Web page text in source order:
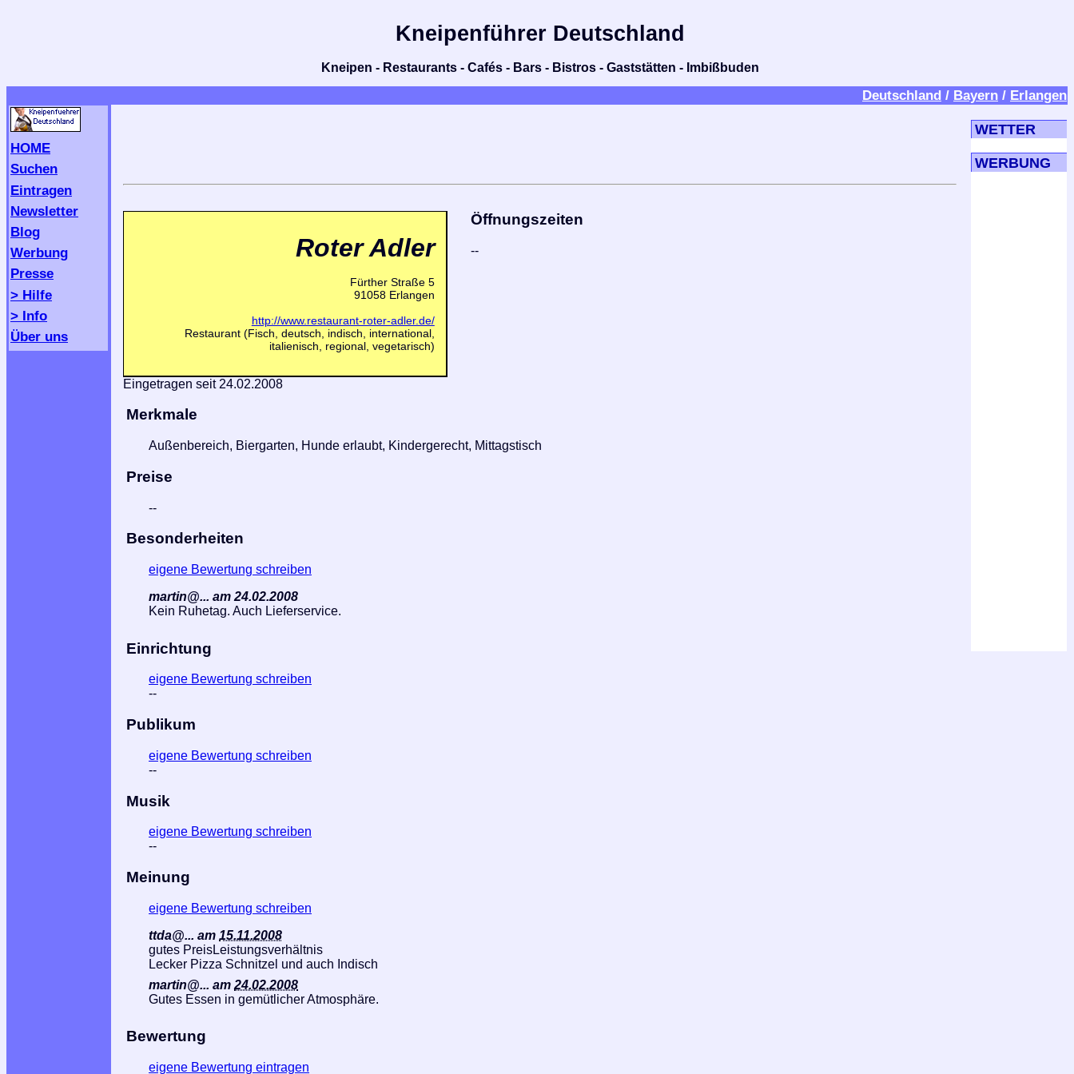
Kneipenführer Deutschland
Kneipen - Restaurants - Cafés - Bars - Bistros - Gaststätten - Imbißbuden
Deutschland / Bayern / Erlangen
HOME
Suchen
Eintragen
Newsletter
Blog
Werbung
Presse
> Hilfe
> Info
Über uns
Roter Adler
Fürther Straße 5
91058 Erlangen
http://www.restaurant-roter-adler.de/
Restaurant (Fisch, deutsch, indisch, international,
italienisch, regional, vegetarisch)
Öffnungszeiten
--
Eingetragen seit 24.02.2008
Merkmale
Außenbereich, Biergarten, Hunde erlaubt, Kindergerecht, Mittagstisch
Preise
--
Besonderheiten
eigene Bewertung schreiben
martin@... am 24.02.2008
Kein Ruhetag. Auch Lieferservice.
Einrichtung
eigene Bewertung schreiben
--
Publikum
eigene Bewertung schreiben
--
Musik
eigene Bewertung schreiben
--
Meinung
eigene Bewertung schreiben
ttda@... am 15.11.2008
gutes PreisLeistungsverhältnis
Lecker Pizza Schnitzel und auch Indisch
martin@... am 24.02.2008
Gutes Essen in gemütlicher Atmosphäre.
Bewertung
eigene Bewertung eintragen
WETTER
WERBUNG